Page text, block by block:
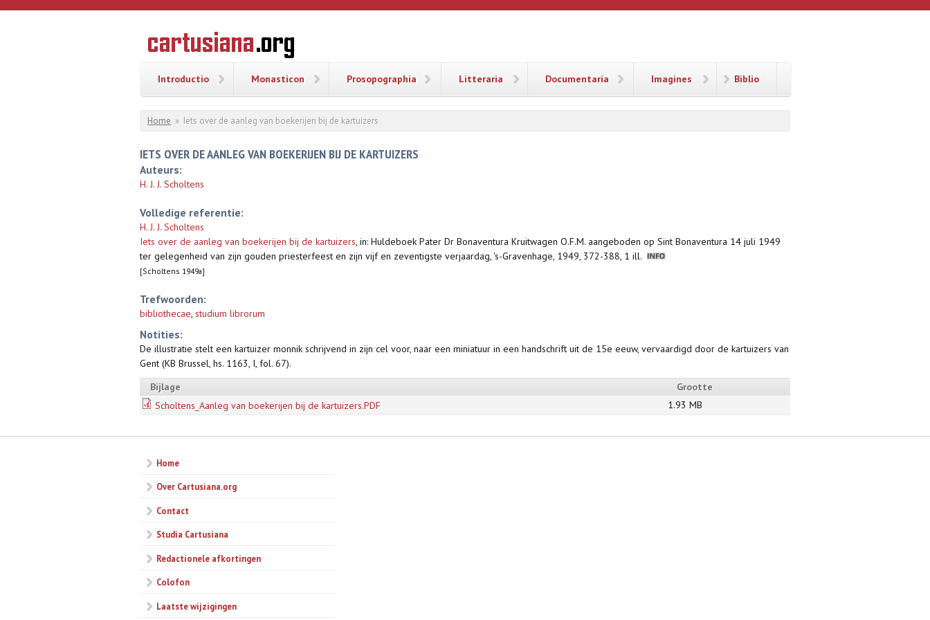
Overslaan en naar de inhoud gaan
CARTUSIANA
Geschiedenis
van de
Introductio Monasticon Prosopographia Litteraria Documentaria Imagines Biblio
U bent hier
Home » Iets over de aanleg van boekerijen bij de kartuizers
IETS OVER DE AANLEG VAN BOEKERIJEN BIJ DE KARTUIZERS
Auteurs:
H. J. J. Scholtens
Volledige referentie:
H. J. J. Scholtens
Iets over de aanleg van boekerijen bij de kartuizers, in: Huldeboek Pater Dr Bonaventura Kruitwagen O.F.M. aangeboden op Sint Bonaventura 14 juli 1949
ter gelegenheid van zijn gouden priesterfeest en zijn vijf en zeventigste verjaardag, 's-Gravenhage, 1949, 372-388, 1 ill.
[Scholtens 1949a]
Trefwoorden:
bibliothecae, studium librorum
Notities:
De illustratie stelt een kartuizer monnik schrijvend in zijn cel voor, naar een miniatuur in een handschrift uit de 15e eeuw, vervaardigd door de kartuizers van
Gent (KB Brussel, hs. 1163, I, fol. 67).
Bijlage
Grootte
Scholtens_Aanleg van boekerijen bij de kartuizers.PDF
1.93 MB
Home
Over Cartusiana.org
Contact
Studia Cartusiana
Redactionele afkortingen
Colofon
Laatste wijzigingen